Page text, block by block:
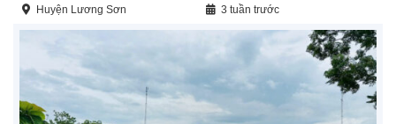
Huyện Lương Sơn 3 tuần trước